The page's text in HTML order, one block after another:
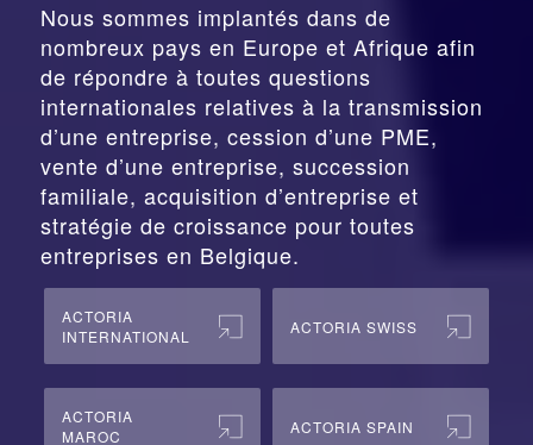
Nous sommes implantés dans de
nombreux pays en Europe et Afrique afin
de répondre à toutes questions
internationales relatives à la transmission
d’une entreprise, cession d’une PME,
vente d’une entreprise, succession
familiale, acquisition d’entreprise et
stratégie de croissance pour toutes
entreprises en Belgique.
ACTORIA
INTERNATIONAL
ACTORIA SWISS
ACTORIA
MAROC
ACTORIA SPAIN